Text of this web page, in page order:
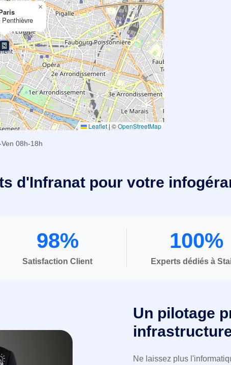
Penthièvre
×
Leaflet|©OpenStreetMap
Ven 08h-18h
d'Infranat pour votre
98%
Satisfaction Client
100%
Experts dédiés à
Un pilotage
Ne laissez plus